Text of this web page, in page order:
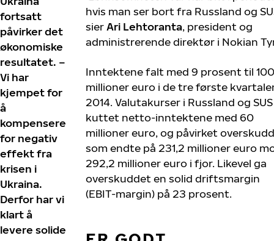
fortsatt
påvirker det
økonomiske
resultatet. –
Vi har
kjempet for
å
kompensere
for negativ
effekt fra
krisen i
Ukraina.
Derfor har vi
klart å
levere solide
hvis man ser bort fra Russland og
sier Ari Lehtoranta, president og
administrerende direktør i Nokian
Inntektene falt med 9 prosent til
millioner euro i de tre første
2014. Valutakurser i Russland og SUS
kuttet netto-inntektene med 60
millioner euro, og påvirket
som endte på 231,2 millioner euro
292,2 millioner euro i fjor. Likevel ga
overskuddet en solid driftsmargin
(EBIT-margin) på 23 prosent.